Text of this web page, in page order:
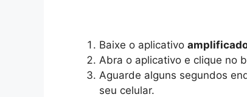
Baixe o aplicativo
Abra o aplicativo e clique no
Aguarde alguns segundos
seu celular.